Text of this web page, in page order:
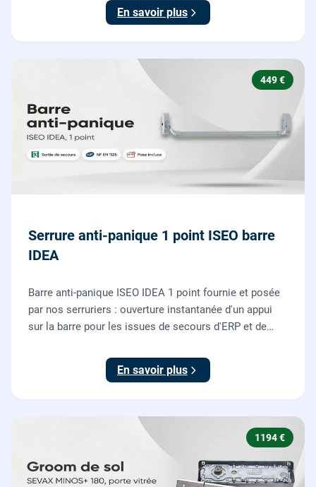
En savoir plus
449 €
Serrure anti-panique 1 point ISEO barre
IDEA
Barre anti-panique ISEO IDEA 1 point fournie et posée
par nos serruriers : ouverture instantanée d'un appui
sur la barre pour les issues de secours d'ERP et de
En savoir plus
1194 €